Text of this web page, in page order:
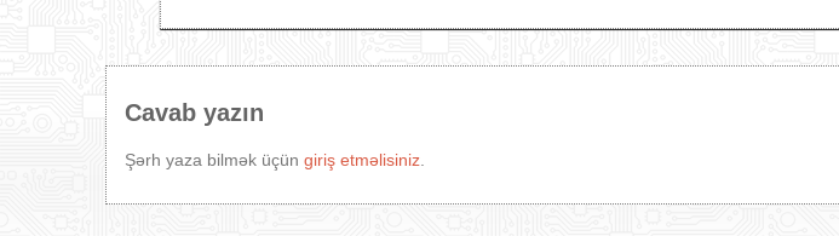
Cavab yazın
Şərh yaza bilmək üçün giriş etməlisiniz